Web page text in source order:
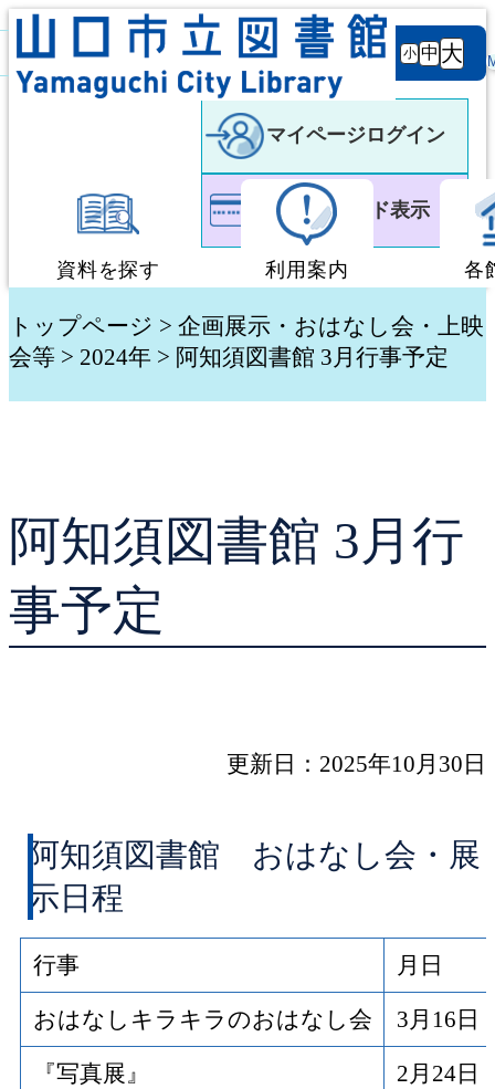
背景
白 黒
文字サ
イズ
小 中 大
マイページログイン
利用者カード表示
資料を探す
蔵書検索・予約
貸出ランキング
予約ランキング
利用案内
図書館利用案内
学校図書館支援サー
各
トップページ > 企画展示・おはなし会・上映
会等 > 2024年 > 阿知須図書館 3月行事予定
阿知須図書館 3月行
事予定
更新日：2025年10月30日
阿知須図書館 おはなし会・展
示日程
行事 月日
おはなしキラキラのおはなし会 3月16日
『写真展』
2月24日